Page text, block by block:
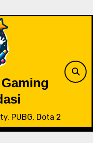
PUBG, Dota 2